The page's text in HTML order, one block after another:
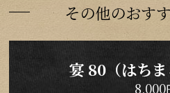
その他のおす
宴 80（はち
8,000